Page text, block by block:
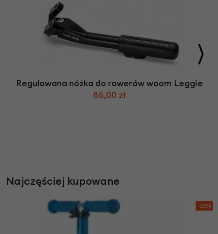
Regulowana nóżka do rowerów woom Leggie
85,00 zł
Najczęściej kupowane
-25%